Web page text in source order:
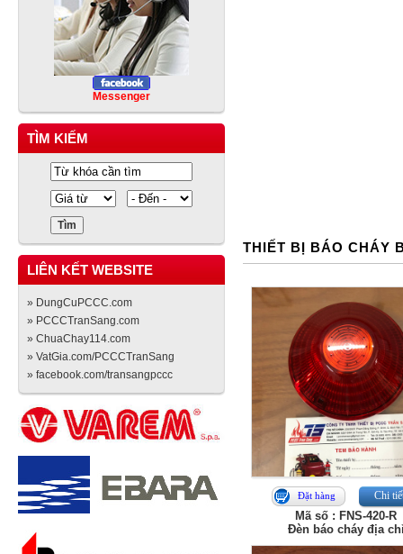
Messenger
TÌM KIẾM
LIÊN KẾT WEBSITE
» DungCuPCCC.com
» PCCCTranSang.com
» ChuaChay114.com
» VatGia.com/PCCCTranSang
» facebook.com/transangpccc
THIẾT BỊ BÁO CHÁY
Đặt hàng Chi
Mã số : FNS‑420‑R
Đèn báo cháy địa